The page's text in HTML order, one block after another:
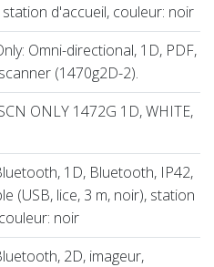
station d'accueil, couleur: noir
Omni-directional, 1D, PDF,
(1470g2D-2).
ONLY 1472G 1D, WHITE,
1D, Bluetooth, IP42,
(USB, lice, 3 m, noir), station
noir
2D, imageur,